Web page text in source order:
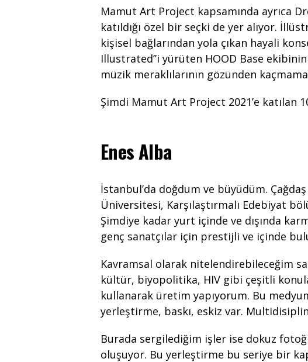
Mamut Art Project kapsamında ayrıca
katıldığı özel bir seçki de yer alıyor.
kişisel bağlarından yola çıkan hayali
Illustrated’’i yürüten HOOD Base
müzik meraklılarının gözünden
Şimdi Mamut Art Project 2021’e katılan
Enes Alba
İstanbul’da doğdum ve büyüdüm.
Üniversitesi, Karşılaştırmalı Edebiyat
Şimdiye kadar yurt içinde ve dışında
genç sanatçılar için prestijli ve içinde
Kavramsal olarak nitelendirebileceğim
kültür, biyopolitika, HIV gibi çeşitli
kullanarak üretim yapıyorum. Bu
yerleştirme, baskı, eskiz var.
Burada sergilediğim işler ise dokuz
oluşuyor. Bu yerleştirme bu seriye bir